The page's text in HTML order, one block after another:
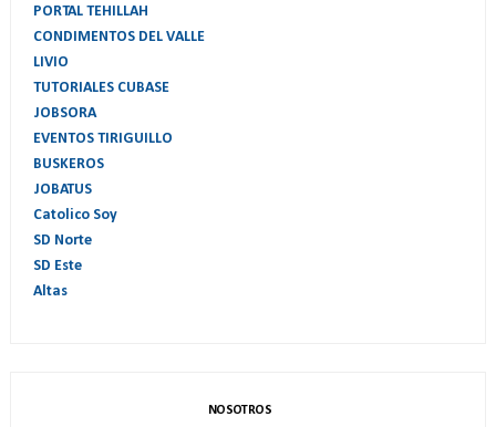
PORTAL TEHILLAH
CONDIMENTOS DEL VALLE
LIVIO
TUTORIALES CUBASE
JOBSORA
EVENTOS TIRIGUILLO
BUSKEROS
JOBATUS
Catolico Soy
SD Norte
SD Este
Altas
NOSOTROS